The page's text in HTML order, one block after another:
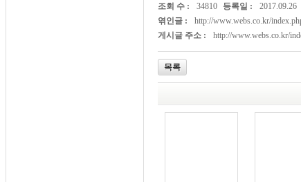
조회 수 : 34810 등록일 : 2017.09.26
엮인글 :
http://www.webs.co.kr/
게시글 주소 :
http://www.webs.co.kr/
목록